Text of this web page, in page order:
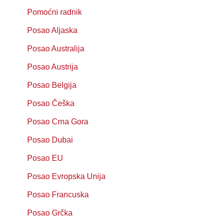
Pomoćni radnik
Posao Aljaska
Posao Australija
Posao Austrija
Posao Belgija
Posao Češka
Posao Crna Gora
Posao Dubai
Posao EU
Posao Evropska Unija
Posao Francuska
Posao Grčka